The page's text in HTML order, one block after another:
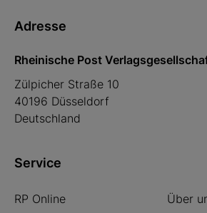
Adresse
Rheinische Post
Zülpicher Straße 10
40196 Düsseldorf
Deutschland
Service
RP Online
Über